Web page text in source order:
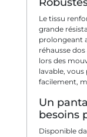
Le tissu
grande
prolongeant
réhausse
lors des
lavable,
facilement,
Un
besoins
Disponible